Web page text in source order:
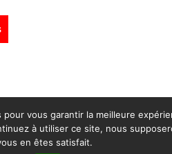
vous garantir la meilleure
à utiliser ce site, nous
en êtes satisfait.